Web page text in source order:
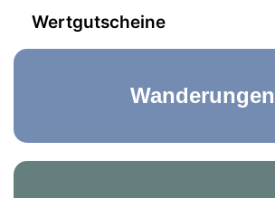
Wertgutscheine
Wanderungen